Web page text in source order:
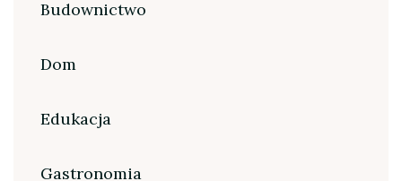
Budownictwo
Dom
Edukacja
Gastronomia